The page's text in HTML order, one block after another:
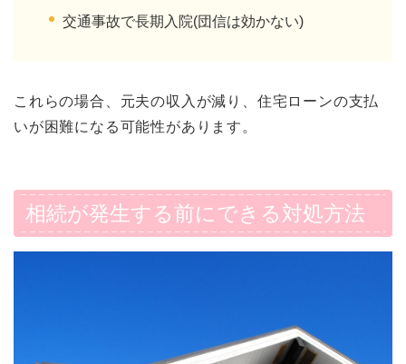
交通事故で長期入院(団信は効かない)
これらの場合、元夫の収入が減り、住宅ローンの支払
いが困難になる可能性があります。
相続が発生する前にできる対処方法